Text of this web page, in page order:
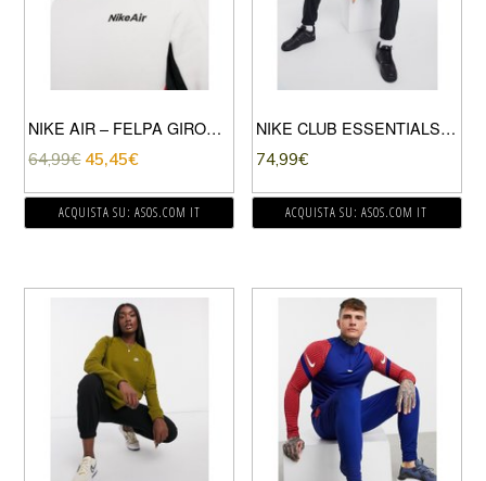
NIKE AIR – FELPA GIROCOLLO BIANCO/ROSSO
64,99€ 45,45€
ACQUISTA SU: ASOS.COM IT
NIKE CLUB ESSENTIALS – FELPA CON CAPPUCCIO NERA CON PANNELLI-NERO
74,99€
ACQUISTA SU: ASOS.COM IT